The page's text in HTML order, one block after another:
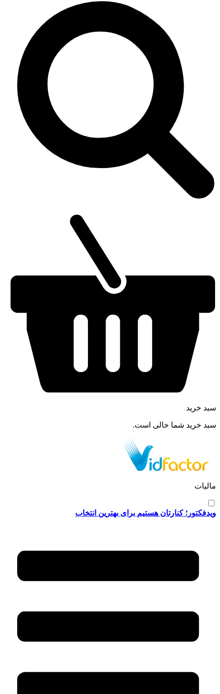
سبد خرید
سبد خرید شما خالی است.
مالیات
ویدفکتور؛ کنارتان هستیم برای بهترین انتخاب